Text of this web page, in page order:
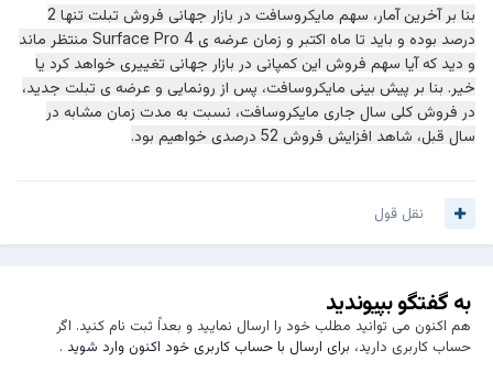
بنا بر آخرین آمار، سهم مایکروسافت در بازار جهانی فروش تبلت تنها 2
درصد بوده و باید تا ماه اکتبر و زمان عرضه ی Surface Pro 4 منتظر ماند
و دید که آیا سهم فروش این کمپانی در بازار جهانی تغییری خواهد کرد یا
خیر. بنا بر پیش بینی مایکروسافت، پس از رونمایی و عرضه ی تبلت جدید،
در فروش کلی سال جاری مایکروسافت، نسبت به مدت زمان مشابه در
سال قبل، شاهد افزایش فروش 52 درصدی خواهیم بود.
نقل قول
به گفتگو بپیوندید
هم اکنون می توانید مطلب خود را ارسال نمایید و بعداً ثبت نام کنید. اگر
حساب کاربری دارید، برای ارسال با حساب کاربری خود اکنون وارد شوید.